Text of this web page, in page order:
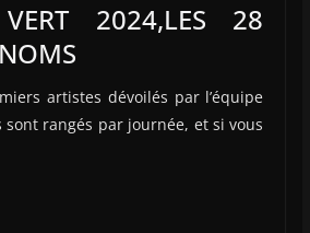
VERT 2024,LES 28
artistes dévoilés par l’équipe
rangés par journée, et si vous